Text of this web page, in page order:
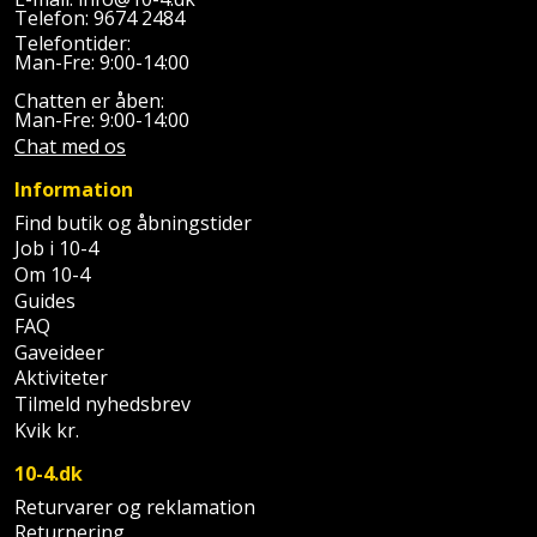
Plastlister
Radonsikring
Rumdeler
Sand
grus
Skruer,
bolte
og
møtrikker
Søm
Løfteudstyr
Målebånd
Markeringsværktøj
Mejsel
Murerværktøj
Nedstryger
Nøgleværktøj
Økse
Oliekande
Flisevibrator
Føringsskinne
Forlængerledning
Fugepistol
Fugtmåler
Gipsskruemaskine
Girafsliber
Girafsliber
tilbehør
Høvl
Gummibåd
og
kajak
Havemøbler
Havepleje
Haveredskaber
Haveslange
og
tilbehør
Havetilbehør
Hegn
Telefon: 9674 2484
Telefontider:
Man-Fre: 9:00-14:00
Chatten er åben:
Man-Fre: 9:00-14:00
Chat med os
Information
Find butik og åbningstider
Job i 10-4
Om 10-4
Guides
FAQ
Gaveideer
Aktiviteter
Tilmeld nyhedsbrev
Kvik kr.
10-4.dk
Returvarer og reklamation